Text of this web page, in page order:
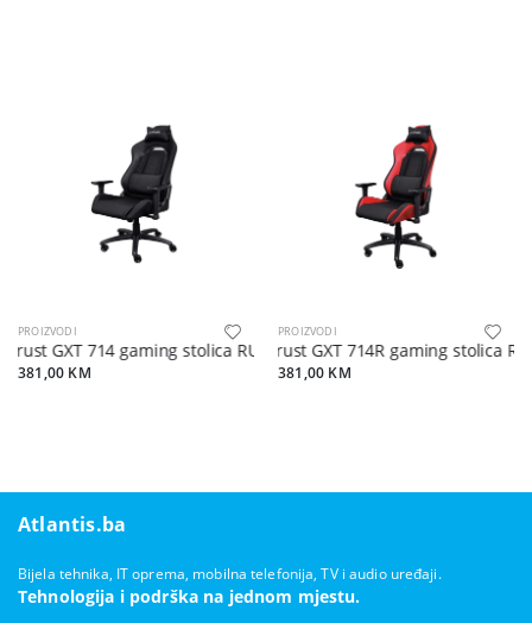
PROIZVODI
Trust GXT 714 gaming stolica RUYA, crna, udobna, podesiva,
381,00 KM
PROIZVODI
Trust GXT 714R gaming stolica
381,00 KM
Atlantis.ba
Bijela tehnika, IT oprema, mobilna telefonija, TV i audio uređaji.
Tehnologija i podrška na jednom mjestu.